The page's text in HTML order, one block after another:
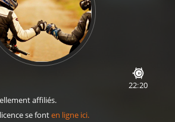
22:20
affiliés.
se fonten ligne ici.